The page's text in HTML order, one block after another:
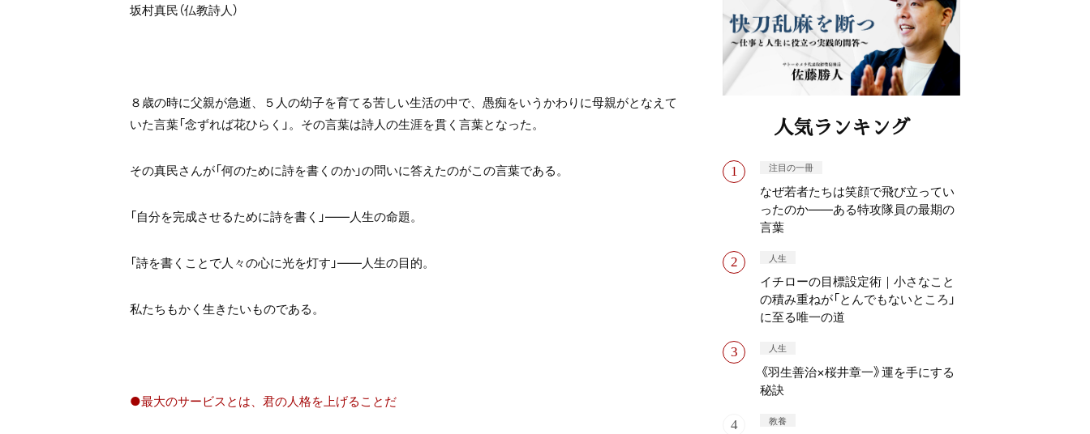
坂村真民（仏教詩人）
８歳の時に父親が急逝、５人の幼子を育てる苦しい生活の中で、愚痴をいうかわりに母親がとなえて
いた言葉「念ずれば花ひらく」。その言葉は詩人の生涯を貫く言葉となった。
その真民さんが「何のために詩を書くのか」の問いに答えたのがこの言葉である。
「自分を完成させるために詩を書く」――人生の命題。
「詩を書くことで人々の心に光を灯す」――人生の目的。
私たちもかく生きたいものである。
●最大のサービスとは、君の人格を上げることだ
人気ランキング
注目の一冊
なぜ若者たちは笑顔で飛び立ってい
ったのか——ある特攻隊員の最期の
言葉
人生
イチローの目標設定術｜小さなこと
の積み重ねが「とんでもないところ」
に至る唯一の道
人生
《羽生善治×桜井章一》運を手にする
秘訣
教養